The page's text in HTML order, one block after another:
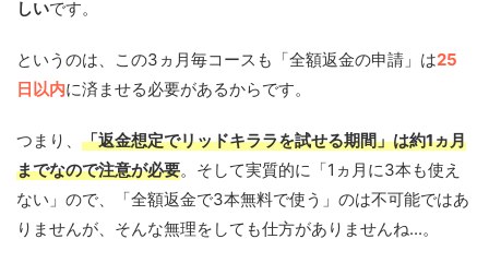
しいです。
というのは、この3ヵ月毎コースも「全額返金の申請」は25
日以内に済ませる必要があるからです。
つまり、 「返金想定でリッドキララを試せる期間」は約1ヵ月
までなので注意が必要。そして実質的に「1ヵ月に3本も使え
ない」ので、「全額返金で3本無料で使う」のは不可能ではあ
りませんが、そんな無理をしても仕方がありませんね...。